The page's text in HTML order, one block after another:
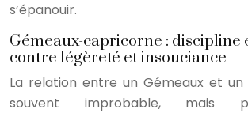
s’épanouir.
Gémeaux-capricorne : discipline
contre légèreté et insouciance
La relation entre un Gémeaux et
souvent improbable, mais